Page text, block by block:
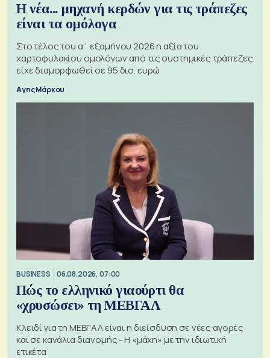
Η νέα... μηχανή κερδών για τις τράπεζες
είναι τα ομόλογα
Στο τέλος του α΄ εξαμήνου 2026 η αξία του
χαρτοφυλακίου ομολόγων από τις συστημικές τράπεζες
είχε διαμορφωθεί σε 95 δισ. ευρώ
Αγης Μάρκου
BUSINESS 06.08.2026, 07:00
Πώς το ελληνικό γιαούρτι θα
«χρυσώσει» τη ΜΕΒΓΑΛ
Κλειδί για τη ΜΕΒΓΑΛ είναι η διείσδυση σε νέες αγορές
και σε κανάλια διανομής - Η «μάχη» με την ιδιωτική
ετικέτα